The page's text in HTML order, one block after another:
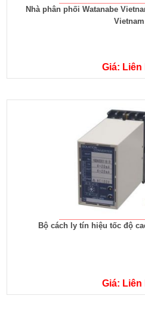
Nhà phân phối Watanabe
Vietnam
Giá: Liên
Bộ cách ly tín hiệu tốc độ
Giá: Liên